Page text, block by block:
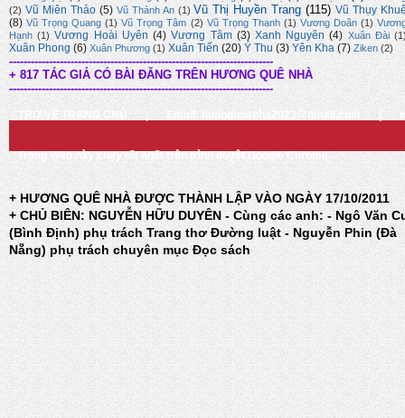
(2) Vũ Miên Thảo (5) Vũ Thành An (1) Vũ Thị Huyền Trang (115) Vũ Thụy
(8) Vũ Trọng Quang (1) Vũ Trọng Tâm (2) Vũ Trọng Thanh (1) Vương Doãn (1)
Hạnh (1) Vương Hoài Uyên (4) Vương Tâm (3) Xanh Nguyên (4) Xuân Đài
Xuân Phong (6) Xuân Phương (1) Xuân Tiến (20) Ý Thu (3) Yên Kha (7) Ziken (2)
-------------------------------------------------------------------------
+ 817 TÁC GIẢ CÓ BÀI ĐĂNG TRÊN HƯƠNG QUÊ NHÀ
-------------------------------------------------------------------------
TRỞ VỀ TRANG CHỦ Email: huongquenha2023@gmail.com
Trang Web này chạy tốt nhất trên trình duyệt Google Chrome
+ HƯƠNG QUÊ NHÀ ĐƯỢC THÀNH LẬP VÀO NGÀY 17/10/2011
+ CHỦ BIÊN: NGUYỄN HỮU DUYÊN - Cùng các anh: - Ngô Văn
(Bình Định) phụ trách Trang thơ Đường luật - Nguyễn Phin (Đà
Nẵng) phụ trách chuyên mục Đọc sách